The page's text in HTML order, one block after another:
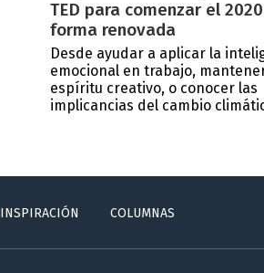
TED para comenzar el
forma renovada
Desde ayudar a aplicar la
emocional en trabajo,
espíritu creativo, o conocer las
implicancias del cambio
INSPIRACIÓN COLUMNAS